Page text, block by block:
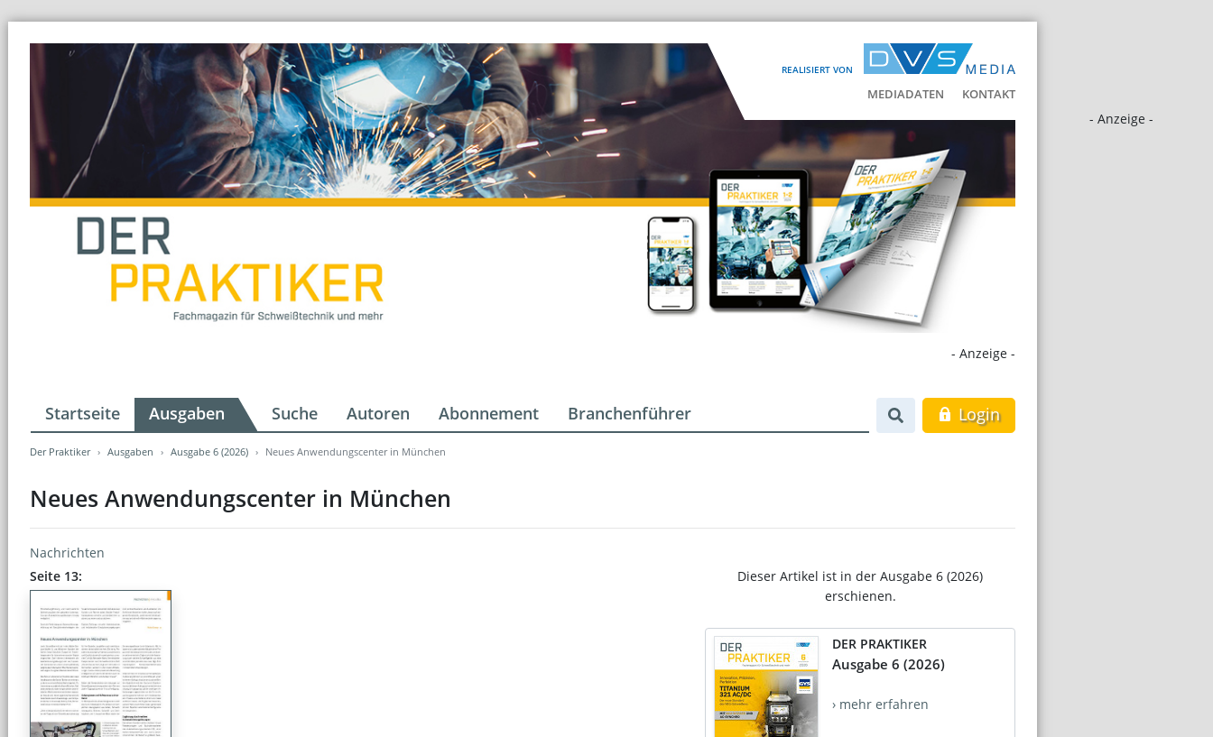
REALISIERT VON
MEDIADATEN KONTAKT
- Anzeige -
- Anzeige -
Startseite Ausgaben Suche Autoren Abonnement Branchenführer Login
Der Praktiker Ausgaben Ausgabe 6 (2026) Neues Anwendungscenter in München
Neues Anwendungscenter in München
Nachrichten
Seite 13:
Dieser Artikel ist in der Ausgabe 6 (2026)
erschienen.
DER PRAKTIKER
Ausgabe 6 (2026)
› mehr erfahren